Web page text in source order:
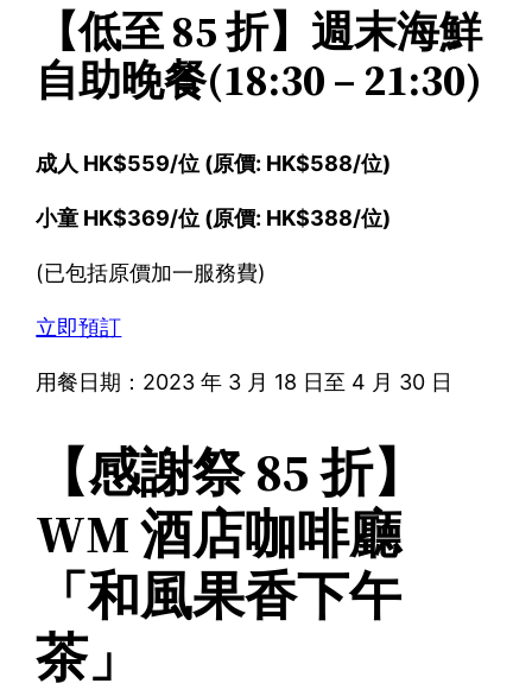
【低至 85 折】週末海鮮
自助晚餐(18:30 – 21:30)
成人 HK$559/位 (原價: HK$588/位)
小童 HK$369/位 (原價: HK$388/位)
(已包括原價加一服務費)
立即預訂
用餐日期：2023 年 3 月 18 日至 4 月 30 日
【感謝祭 85 折】
WM 酒店咖啡廳
「和風果香下午
茶」